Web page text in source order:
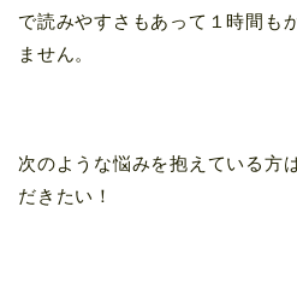
で読みやすさもあって１時間も
ません。
次のような悩みを抱えている方
だきたい！